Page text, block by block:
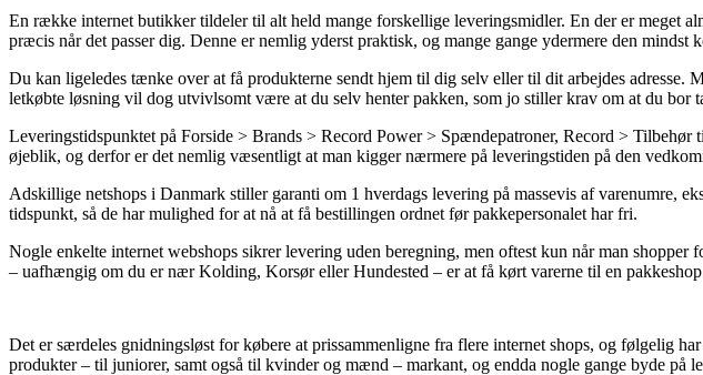
En række internet butikker tildeler til alt held mange forskellige leveringsmidler. En der er meget
præcis når det passer dig. Denne er nemlig yderst praktisk, og mange gange ydermere den
Du kan ligeledes tænke over at få produkterne sendt hjem til dig selv eller til dit arbejdes
letkøbte løsning vil dog utvivlsomt være at du selv henter pakken, som jo stiller krav om at du bor
Leveringstidspunktet på Forside > Brands > Record Power > Spændepatroner, Record >
øjeblik, og derfor er det nemlig væsentligt at man kigger nærmere på leveringstiden på den
Adskillige netshops i Danmark stiller garanti om 1 hverdags levering på massevis af varenumre,
tidspunkt, så de har mulighed for at nå at få bestillingen ordnet før pakkepersonalet har fri.
Nogle enkelte internet webshops sikrer levering uden beregning, men oftest kun når man
– uafhængig om du er nær Kolding, Korsør eller Hundested – er at få kørt varerne til en
Det er særdeles gnidningsløst for købere at prissammenligne fra flere internet shops, og følgelig
produkter – til juniorer, samt også til kvinder og mænd – markant, og endda nogle gange byde på